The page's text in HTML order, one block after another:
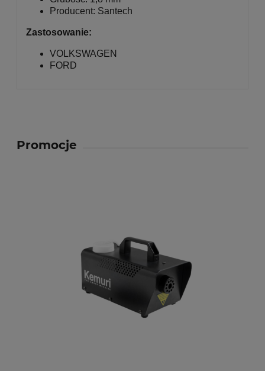
Producent: Santech
Zastosowanie:
VOLKSWAGEN
FORD
Promocje